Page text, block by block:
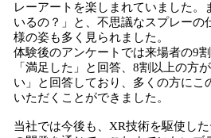
レーアートを楽しまれていました。
いるの？」と、不思議なスプレーの
様の姿も多く見られました。
体験後のアンケートでは来場者の9
「満足した」と回答、8割以上の方
い」と回答しており、多くの方にこ
いただくことができました。
当社では今後も、XR技術を駆使し